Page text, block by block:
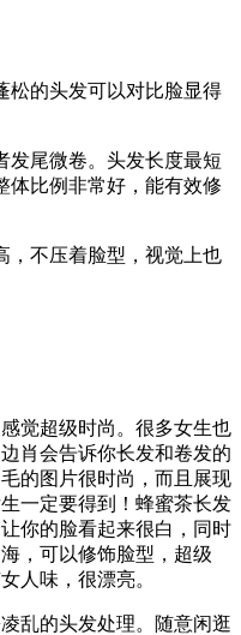
松的头发可以对比脸显得
发尾微卷。头发长度最短
体比例非常好，能有效修
，不压着脸型，视觉上也
觉超级时尚。很多女生也
肖会告诉你长发和卷发的
的图片很时尚，而且展现
一定要得到！蜂蜜茶长发
你的脸看起来很白，同时
，可以修饰脸型，超级
人味，很漂亮。
乱的头发处理。随意闲逛